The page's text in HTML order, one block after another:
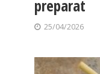
preparat
25/04/2026